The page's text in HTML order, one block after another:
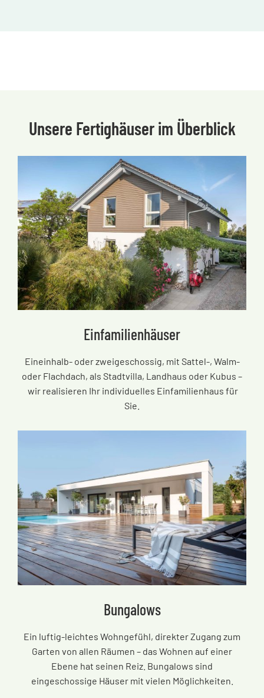
Unsere Fertighäuser im Überblick
Einfamilienhäuser
Eineinhalb- oder zweigeschossig, mit Sattel-, Walm-
oder Flachdach, als Stadtvilla, Landhaus oder Kubus –
wir realisieren Ihr individuelles Einfamilienhaus für
Sie.
Bungalows
Ein luftig-leichtes Wohngefühl, direkter Zugang zum
Garten von allen Räumen – das Wohnen auf einer
Ebene hat seinen Reiz. Bungalows sind
eingeschossige Häuser mit vielen Möglichkeiten.